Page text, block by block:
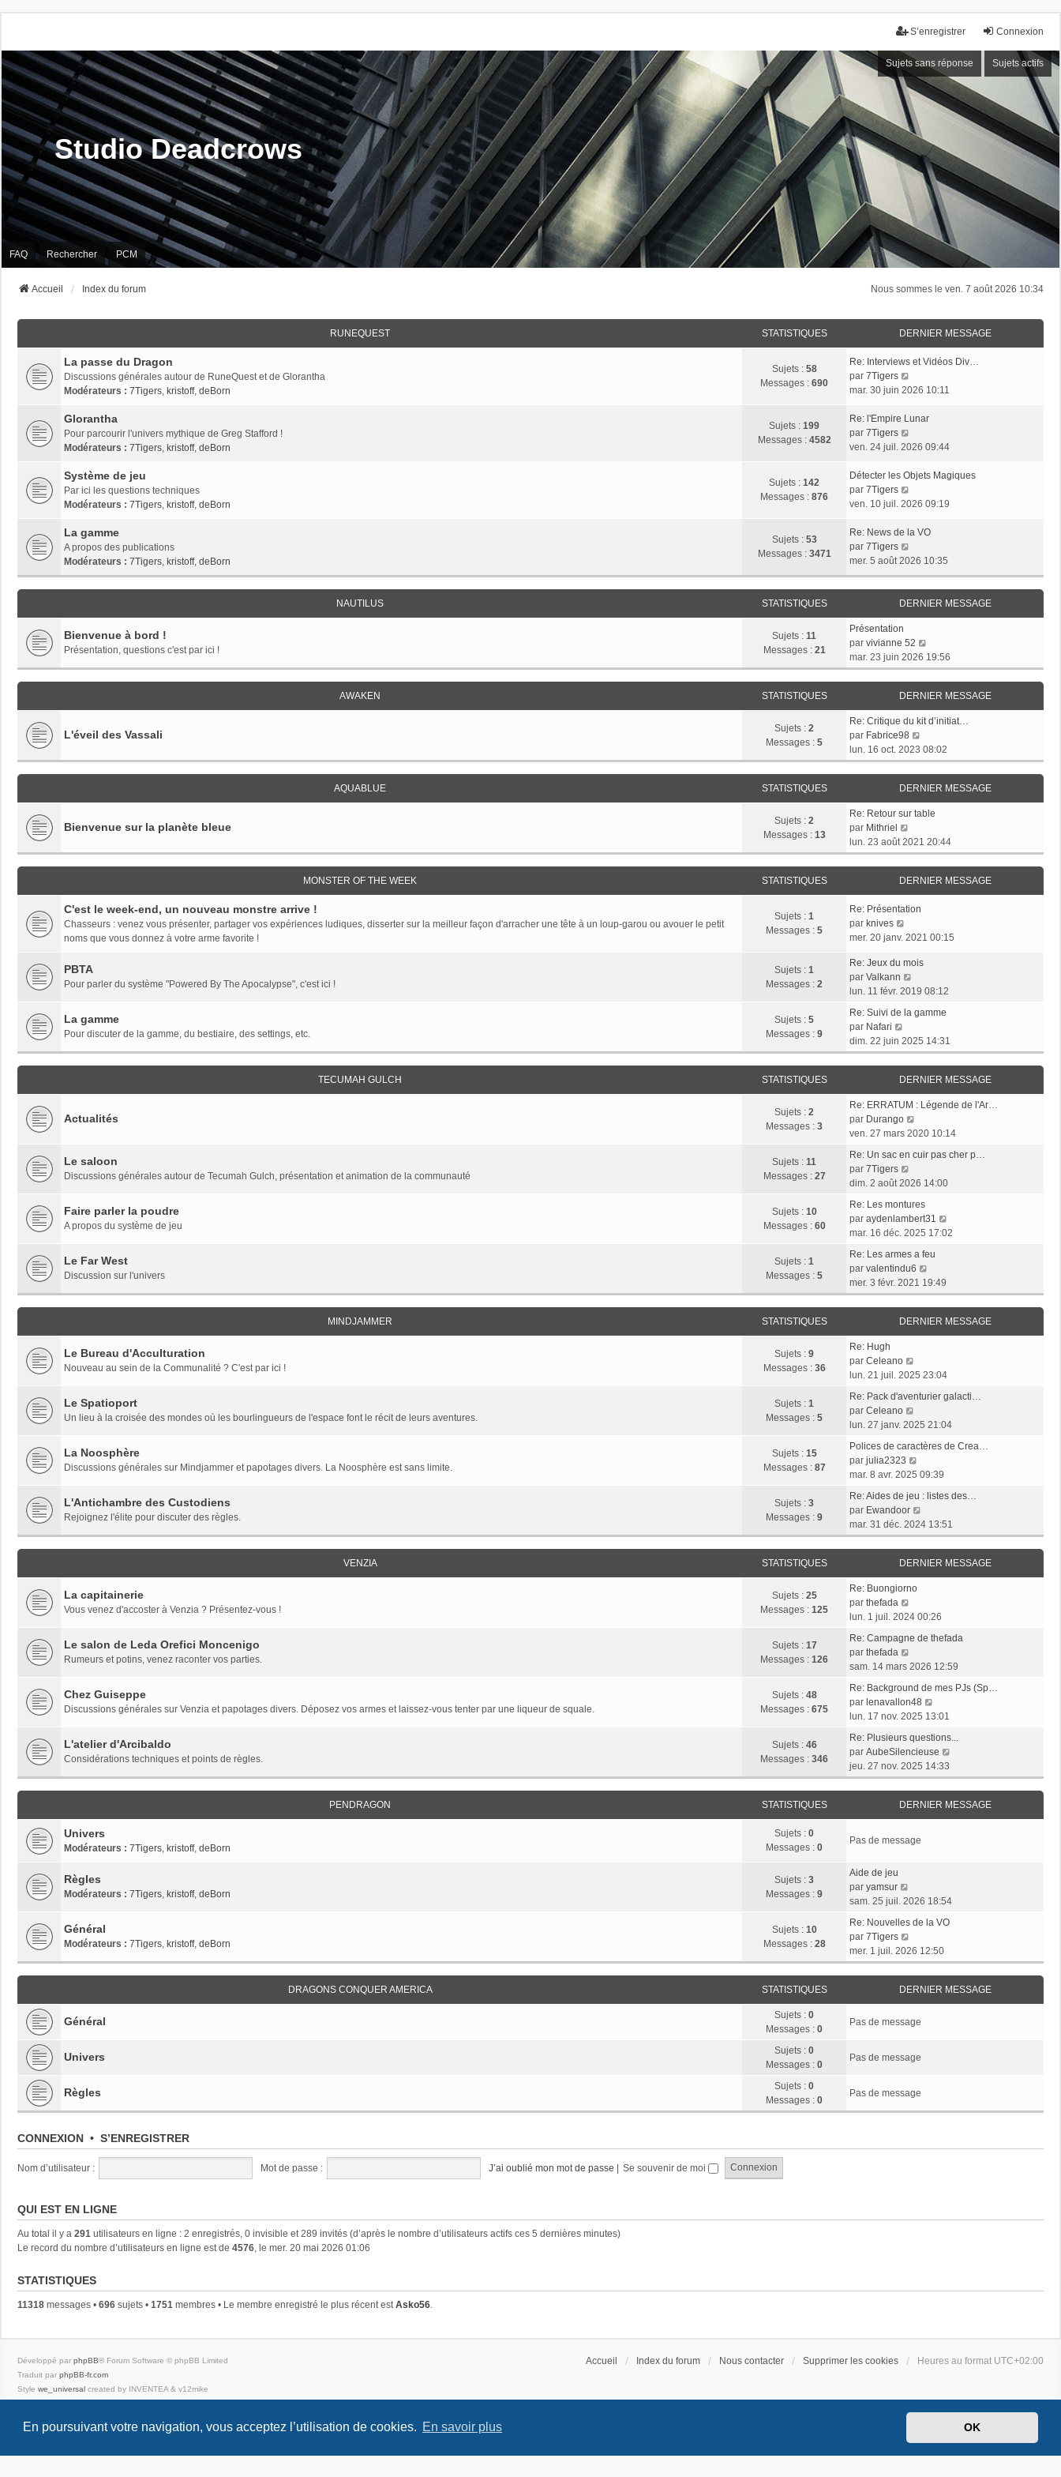
En poursuivant votre navigation, vous acceptez l’utilisation de cookies. En savoir plus OK
Connexion
S’enregistrer
Sujets sans réponse Sujets actifs
Studio Deadcrows
FAQ Rechercher PCM
Nous sommes le ven. 7 août 2026 10:34
Accueil Index du forum
RUNEQUEST STATISTIQUES DERNIER MESSAGE
La passe du Dragon
Discussions générales autour de RuneQuest et de Glorantha
Modérateurs : 7Tigers, kristoff, deBorn
Sujets : 58
Messages : 690
Re: Interviews et Vidéos Div…
par 7Tigers
o
r
e
e
n
e
m
e
s
s
a
e
mar. 30 juin 2026 10:11
Glorantha
Pour parcourir l'univers mythique de Greg Stafford !
Modérateurs : 7Tigers, kristoff, deBorn
Sujets : 199
Messages : 4582
Re: l'Empire Lunar
par 7Tigers
o
r
e
e
n
i
e
r
m
s
s
a
e
ven. 24 juil. 2026 09:44
Système de jeu
Par ici les questions techniques
Modérateurs : 7Tigers, kristoff, deBorn
Sujets : 142
Messages : 876
Détecter les Objets Magiques
par 7Tigers
o
r
e
d
e
r
n
e
r
m
s
s
a
g
e
ven. 10 juil. 2026 09:19
La gamme
A propos des publications
Modérateurs : 7Tigers, kristoff, deBorn
Sujets : 53
Messages : 3471
Re: News de la VO
par 7Tigers
o
i
r
l
e
e
r
n
e
r
m
e
s
s
a
g
e
mer. 5 août 2026 10:35
NAUTILUS STATISTIQUES DERNIER MESSAGE
Bienvenue à bord !
Présentation, questions c'est par ici !
Sujets : 11
Messages : 21
Présentation
par vivianne 52
o
i
r
l
e
d
r
i
r
e
s
s
a
g
mar. 23 juin 2026 19:56
AWAKEN STATISTIQUES DERNIER MESSAGE
L'éveil des Vassali Sujets : 2
Messages : 5
Re: Critique du kit d’initiat…
par Fabrice98
o
i
r
l
e
d
r
i
e
s
g
lun. 16 oct. 2023 08:02
AQUABLUE STATISTIQUES DERNIER MESSAGE
Bienvenue sur la planète bleue Sujets : 2
Messages : 13
Re: Retour sur table
par Mithriel
o
i
r
l
e
d
r
i
e
r
m
s
s
a
g
e
lun. 23 août 2021 20:44
MONSTER OF THE WEEK STATISTIQUES DERNIER MESSAGE
C'est le week-end, un nouveau monstre arrive !
Chasseurs : venez vous présenter, partager vos expériences ludiques, disserter sur la meilleur façon d'arracher une tête à un loup-garou ou avouer le petit
noms que vous donnez à votre arme favorite !
Sujets : 1
Messages : 5
Re: Présentation
par knives
o
r
l
e
d
r
n
i
e
r
m
e
s
s
a
g
mer. 20 janv. 2021 00:15
PBTA
Pour parler du système "Powered By The Apocalypse", c'est ici !
Sujets : 1
Messages : 2
Re: Jeux du mois
par Valkann
o
r
e
e
n
i
e
m
s
s
a
g
lun. 11 févr. 2019 08:12
La gamme
Pour discuter de la gamme, du bestiaire, des settings, etc.
Sujets : 5
Messages : 9
Re: Suivi de la gamme
par Nafari
o
i
r
l
e
d
e
r
n
i
e
m
e
s
s
a
g
e
dim. 22 juin 2025 14:31
TECUMAH GULCH STATISTIQUES DERNIER MESSAGE
Actualités Sujets : 2
Messages : 3
Re: ERRATUM : Légende de l'Ar…
par Durango
o
r
e
d
e
r
i
e
r
e
g
ven. 27 mars 2020 10:14
Le saloon
Discussions générales autour de Tecumah Gulch, présentation et animation de la communauté
Sujets : 11
Messages : 27
Re: Un sac en cuir pas cher p…
par 7Tigers
o
r
l
e
d
e
r
n
i
e
r
e
s
s
a
g
dim. 2 août 2026 14:00
Faire parler la poudre
A propos du système de jeu
Sujets : 10
Messages : 60
Re: Les montures
par aydenlambert31
o
e
m
s
s
mar. 16 déc. 2025 17:02
Le Far West
Discussion sur l'univers
Sujets : 1
Messages : 5
Re: Les armes a feu
par valentindu6
o
i
r
l
e
r
n
e
m
s
s
g
e
mer. 3 févr. 2021 19:49
MINDJAMMER STATISTIQUES DERNIER MESSAGE
Le Bureau d'Acculturation
Nouveau au sein de la Communalité ? C'est par ici !
Sujets : 9
Messages : 36
Re: Hugh
par Celeano
o
r
e
d
e
r
i
e
r
e
s
g
lun. 21 juil. 2025 23:04
Le Spatioport
Un lieu à la croisée des mondes où les bourlingueurs de l'espace font le récit de leurs aventures.
Sujets : 1
Messages : 5
Re: Pack d'aventurier galacti…
par Celeano
o
r
l
e
d
e
r
n
i
e
r
m
s
s
g
lun. 27 janv. 2025 21:04
La Noosphère
Discussions générales sur Mindjammer et papotages divers. La Noosphère est sans limite.
Sujets : 15
Messages : 87
Polices de caractères de Crea…
par julia2323
o
r
l
e
e
e
m
s
s
a
g
mar. 8 avr. 2025 09:39
L'Antichambre des Custodiens
Rejoignez l'élite pour discuter des règles.
Sujets : 3
Messages : 9
Re: Aides de jeu : listes des…
par Ewandoor
o
i
r
l
e
r
n
e
m
e
s
s
a
g
e
mar. 31 déc. 2024 13:51
VENZIA STATISTIQUES DERNIER MESSAGE
La capitainerie
Vous venez d'accoster à Venzia ? Présentez-vous !
Sujets : 25
Messages : 125
Re: Buongiorno
par thefada
o
r
e
d
e
r
i
e
r
e
a
lun. 1 juil. 2024 00:26
Le salon de Leda Orefici Moncenigo
Rumeurs et potins, venez raconter vos parties.
Sujets : 17
Messages : 126
Re: Campagne de thefada
par thefada
o
r
l
e
d
e
r
n
i
e
r
m
g
e
sam. 14 mars 2026 12:59
Chez Guiseppe
Discussions générales sur Venzia et papotages divers. Déposez vos armes et laissez-vous tenter par une liqueur de squale.
Sujets : 48
Messages : 675
Re: Background de mes PJs (Sp…
par lenavallon48
o
r
l
e
e
e
s
g
lun. 17 nov. 2025 13:01
L'atelier d'Arcibaldo
Considérations techniques et points de règles.
Sujets : 46
Messages : 346
Re: Plusieurs questions...
par AubeSilencieuse
i
r
l
e
e
s
s
a
g
jeu. 27 nov. 2025 14:33
PENDRAGON STATISTIQUES DERNIER MESSAGE
Univers
Modérateurs : 7Tigers, kristoff, deBorn
Sujets : 0
Messages : 0
Pas de message
Règles
Modérateurs : 7Tigers, kristoff, deBorn
Sujets : 3
Messages : 9
Aide de jeu
par yamsur
o
r
e
e
i
r
s
s
sam. 25 juil. 2026 18:54
Général
Modérateurs : 7Tigers, kristoff, deBorn
Sujets : 10
Messages : 28
Re: Nouvelles de la VO
par 7Tigers
o
i
r
l
e
d
n
e
s
mer. 1 juil. 2026 12:50
DRAGONS CONQUER AMERICA STATISTIQUES DERNIER MESSAGE
Général Sujets : 0
Messages : 0
Pas de message
Univers Sujets : 0
Messages : 0
Pas de message
Règles Sujets : 0
Messages : 0
Pas de message
CONNEXION • S’ENREGISTRER
Nom d’utilisateur : Mot de passe : J’ai oublié mon mot de passe | Se souvenir de moi
QUI EST EN LIGNE
Au total il y a 291 utilisateurs en ligne : 2 enregistrés, 0 invisible et 289 invités (d’après le nombre d’utilisateurs actifs ces 5 dernières minutes)
Le record du nombre d’utilisateurs en ligne est de 4576, le mer. 20 mai 2026 01:06
STATISTIQUES
11318 messages • 696 sujets • 1751 membres • Le membre enregistré le plus récent estAsko56.
Accueil Index du forum Nous contacter Supprimer les cookies Heures au format UTC+02:00
Développé par phpBB® Forum Software © phpBB Limited
Traduit par phpBB-fr.com
Style we_universal created by INVENTEA & v12mike